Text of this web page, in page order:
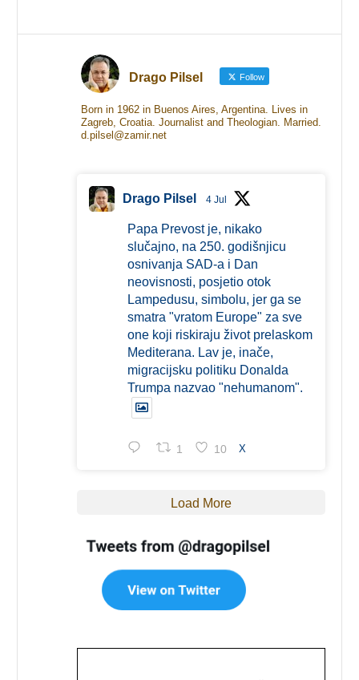
Drago Pilsel Follow
Born in 1962 in Buenos Aires, Argentina. Lives in
Zagreb, Croatia. Journalist and Theologian. Married.
d.pilsel@zamir.net
Drago Pilsel 4 Jul
Papa Prevost je, nikako
slučajno, na 250. godišnjicu
osnivanja SAD-a i Dan
neovisnosti, posjetio otok
Lampedusu, simbolu, jer ga se
smatra "vratom Europe" za sve
one koji riskiraju život prelaskom
Mediterana. Lav je, inače,
migracijsku politiku Donalda
Trumpa nazvao "nehumanom".
1 10 X
Load More